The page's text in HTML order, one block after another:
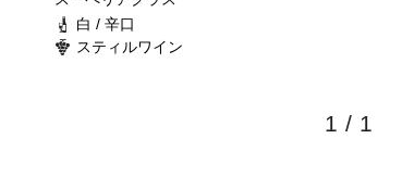
白 / 辛口
スティルワイン
1 / 1